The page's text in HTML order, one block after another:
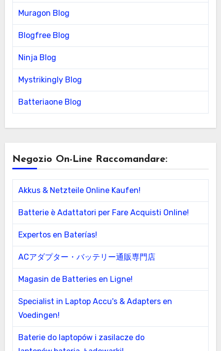
Muragon Blog
Blogfree Blog
Ninja Blog
Mystrikingly Blog
Batteriaone Blog
Negozio On-Line Raccomandare:
Akkus & Netzteile Online Kaufen!
Batterie è Adattatori per Fare Acquisti Online!
Expertos en Baterías!
ACアダプター・バッテリー通販専門店
Magasin de Batteries en Ligne!
Specialist in Laptop Accu's & Adapters en
Voedingen!
Baterie do laptopów i zasilacze do